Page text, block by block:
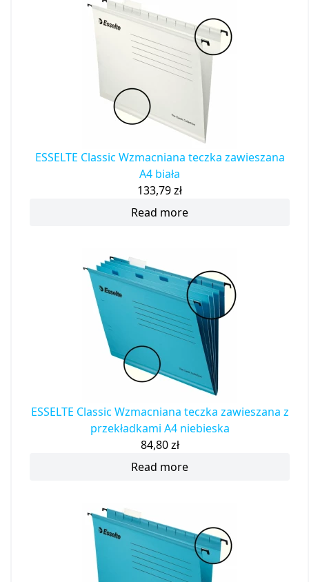
ESSELTE Classic Wzmacniana teczka zawieszana
A4 biała
133,79zł
Read more
ESSELTE Classic Wzmacniana teczka zawieszana z
przekładkami A4 niebieska
84,80zł
Read more